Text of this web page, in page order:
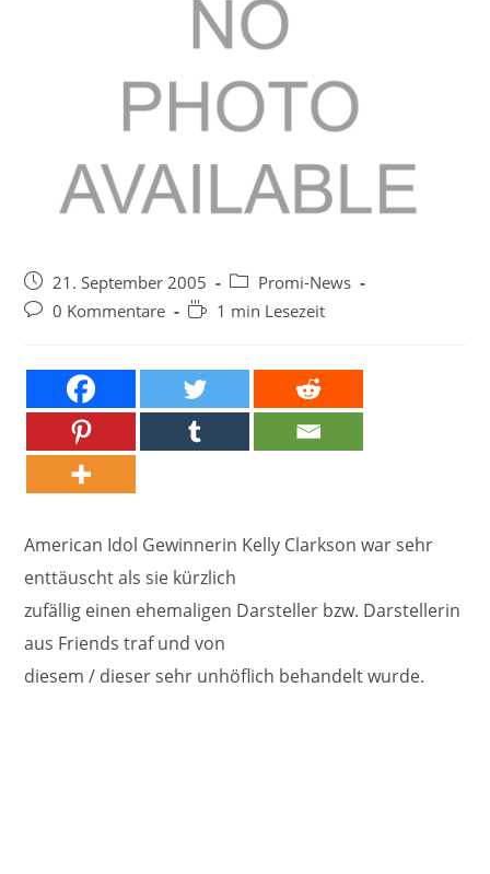
Beitrag
veröffentlicht:
21. September 2005
Beitrags-
Kategorie:
Promi-News
Beitrags-
0 Kommentare Lesedauer:
1 min Lesezeit
American Idol Gewinnerin Kelly Clarkson war sehr
enttäuscht als sie kürzlich
zufällig einen ehemaligen Darsteller bzw. Darstellerin
aus Friends traf und von
diesem / dieser sehr unhöflich behandelt wurde.